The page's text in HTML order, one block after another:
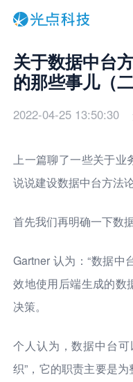
关于数据中台
的那些事儿（二
2022-04-25 13:50:30
上一篇聊了一些关于业
说说建设数据中台方法论
首先我们再明确一下数
Gartner 认为：“数据
效地使用后端生成的数
决策。
个人认为，数据中台
织”，它的职责主要是